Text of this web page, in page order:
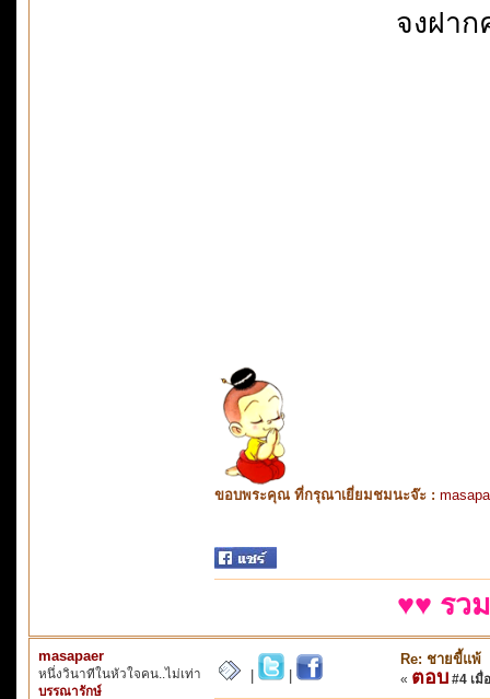
จงฝาก
ขอบพระคุณ ที่กรุณาเยี่ยมชมนะจ๊ะ :
♥♥ รว
masapaer
หนึ่งวินาทีในหัวใจคน..ไม่เท่า
บรรณารักษ์
Re: ชายขี้แพ้
« ตอบ #4 เมื่